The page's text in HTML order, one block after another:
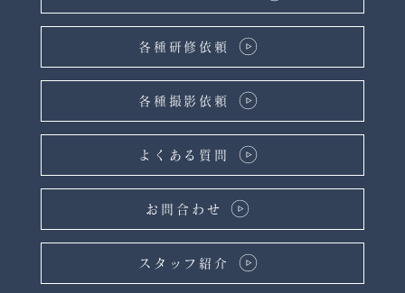
よくある質問
スタッフ紹介
お問合わせ
各種撮影依頼
各種研修依頼